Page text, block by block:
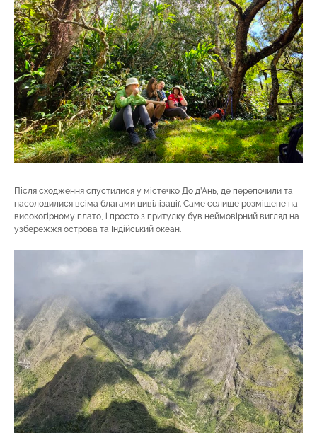
Після сходження спустилися у містечко До д’Ань, де перепочили та
насолодилися всіма благами цивілізації. Саме селище розміщене на
високогірному плато, і просто з притулку був неймовірний вигляд на
узбережжя острова та Індійський океан.